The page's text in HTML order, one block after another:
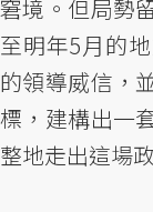
窘境。但局勢
至明年5月的
的領導威信，
標，建構出一
整地走出這場